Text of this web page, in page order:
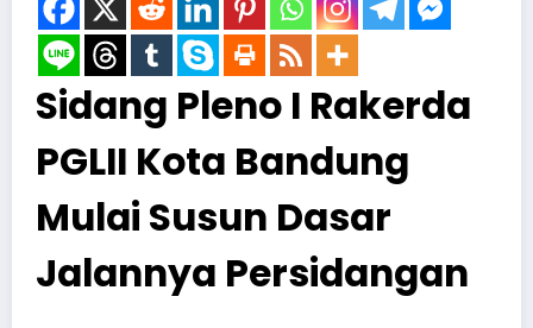
Sidang Pleno I Rakerda
PGLII Kota Bandung
Mulai Susun Dasar
Jalannya Persidangan